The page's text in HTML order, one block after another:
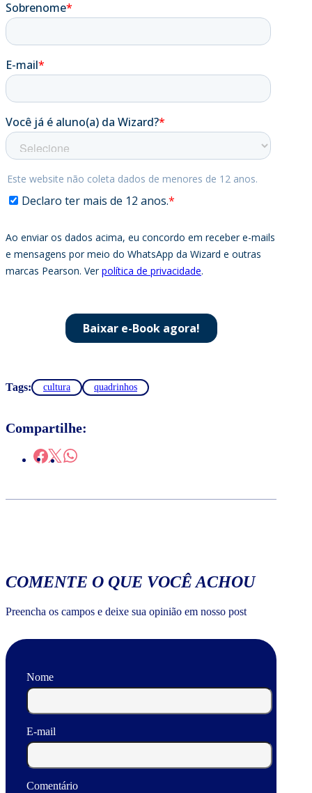
Tags: cultura quadrinhos
Compartilhe:
COMENTE O QUE VOCÊ ACHOU
Preencha os campos e deixe sua opinião em nosso post
Nome
E-mail
Comentário